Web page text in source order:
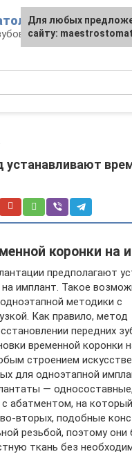
диагностика и
устанавливают
коронки на
предполагают
имплант. Такое
методики с
Как правило, метод
передних
временной коронки
строением
для одноэтапной
—
абатментом, на
вторых, подобные
резьбой, поэтому они
ткань без
Для любых
сайту: